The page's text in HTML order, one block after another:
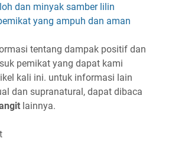
dan minyak samber lilin
yang ampuh dan aman
tentang dampak positif dan
pemikat yang dapat kami
kali ini. untuk informasi lain
dan supranatural, dapat dibaca
lainnya.